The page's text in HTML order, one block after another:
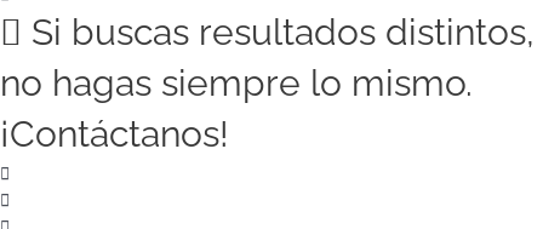
Si buscas resultados distintos,
no hagas siempre lo mismo.
¡Contáctanos!